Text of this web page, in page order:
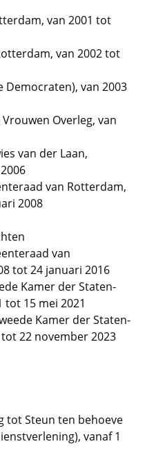
van 2001 tot
van 2002 tot
Democraten), van 2003
Overleg, van
van der Laan,
van Rotterdam,
2008
van
tot 24 januari 2016
Kamer der Staten-
tot 15 mei 2021
Kamer der Staten-
22 november 2023
tot Steun ten behoeve
vanaf 1